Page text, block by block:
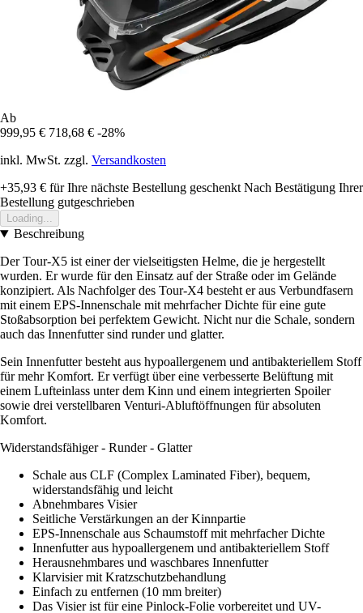
Ab
999,95 € 718,68 € -28%
inkl. MwSt. zzgl. Versandkosten
+35,93 € für Ihre nächste Bestellung geschenkt Nach Bestätigung Ihrer
Bestellung gutgeschrieben
Loading...
Beschreibung
Der Tour-X5 ist einer der vielseitigsten Helme, die je hergestellt
wurden. Er wurde für den Einsatz auf der Straße oder im Gelände
konzipiert. Als Nachfolger des Tour-X4 besteht er aus Verbundfasern
mit einem EPS-Innenschale mit mehrfacher Dichte für eine gute
Stoßabsorption bei perfektem Gewicht. Nicht nur die Schale, sondern
auch das Innenfutter sind runder und glatter.
Sein Innenfutter besteht aus hypoallergenem und antibakteriellem Stoff
für mehr Komfort. Er verfügt über eine verbesserte Belüftung mit
einem Lufteinlass unter dem Kinn und einem integrierten Spoiler
sowie drei verstellbaren Venturi-Abluftöffnungen für absoluten
Komfort.
Widerstandsfähiger - Runder - Glatter
Schale aus CLF (Complex Laminated Fiber), bequem,
widerstandsfähig und leicht
Abnehmbares Visier
Seitliche Verstärkungen an der Kinnpartie
EPS-Innenschale aus Schaumstoff mit mehrfacher Dichte
Innenfutter aus hypoallergenem und antibakteriellem Stoff
Herausnehmbares und waschbares Innenfutter
Klarvisier mit Kratzschutzbehandlung
Einfach zu entfernen (10 mm breiter)
Das Visier ist für eine Pinlock-Folie vorbereitet und UV-